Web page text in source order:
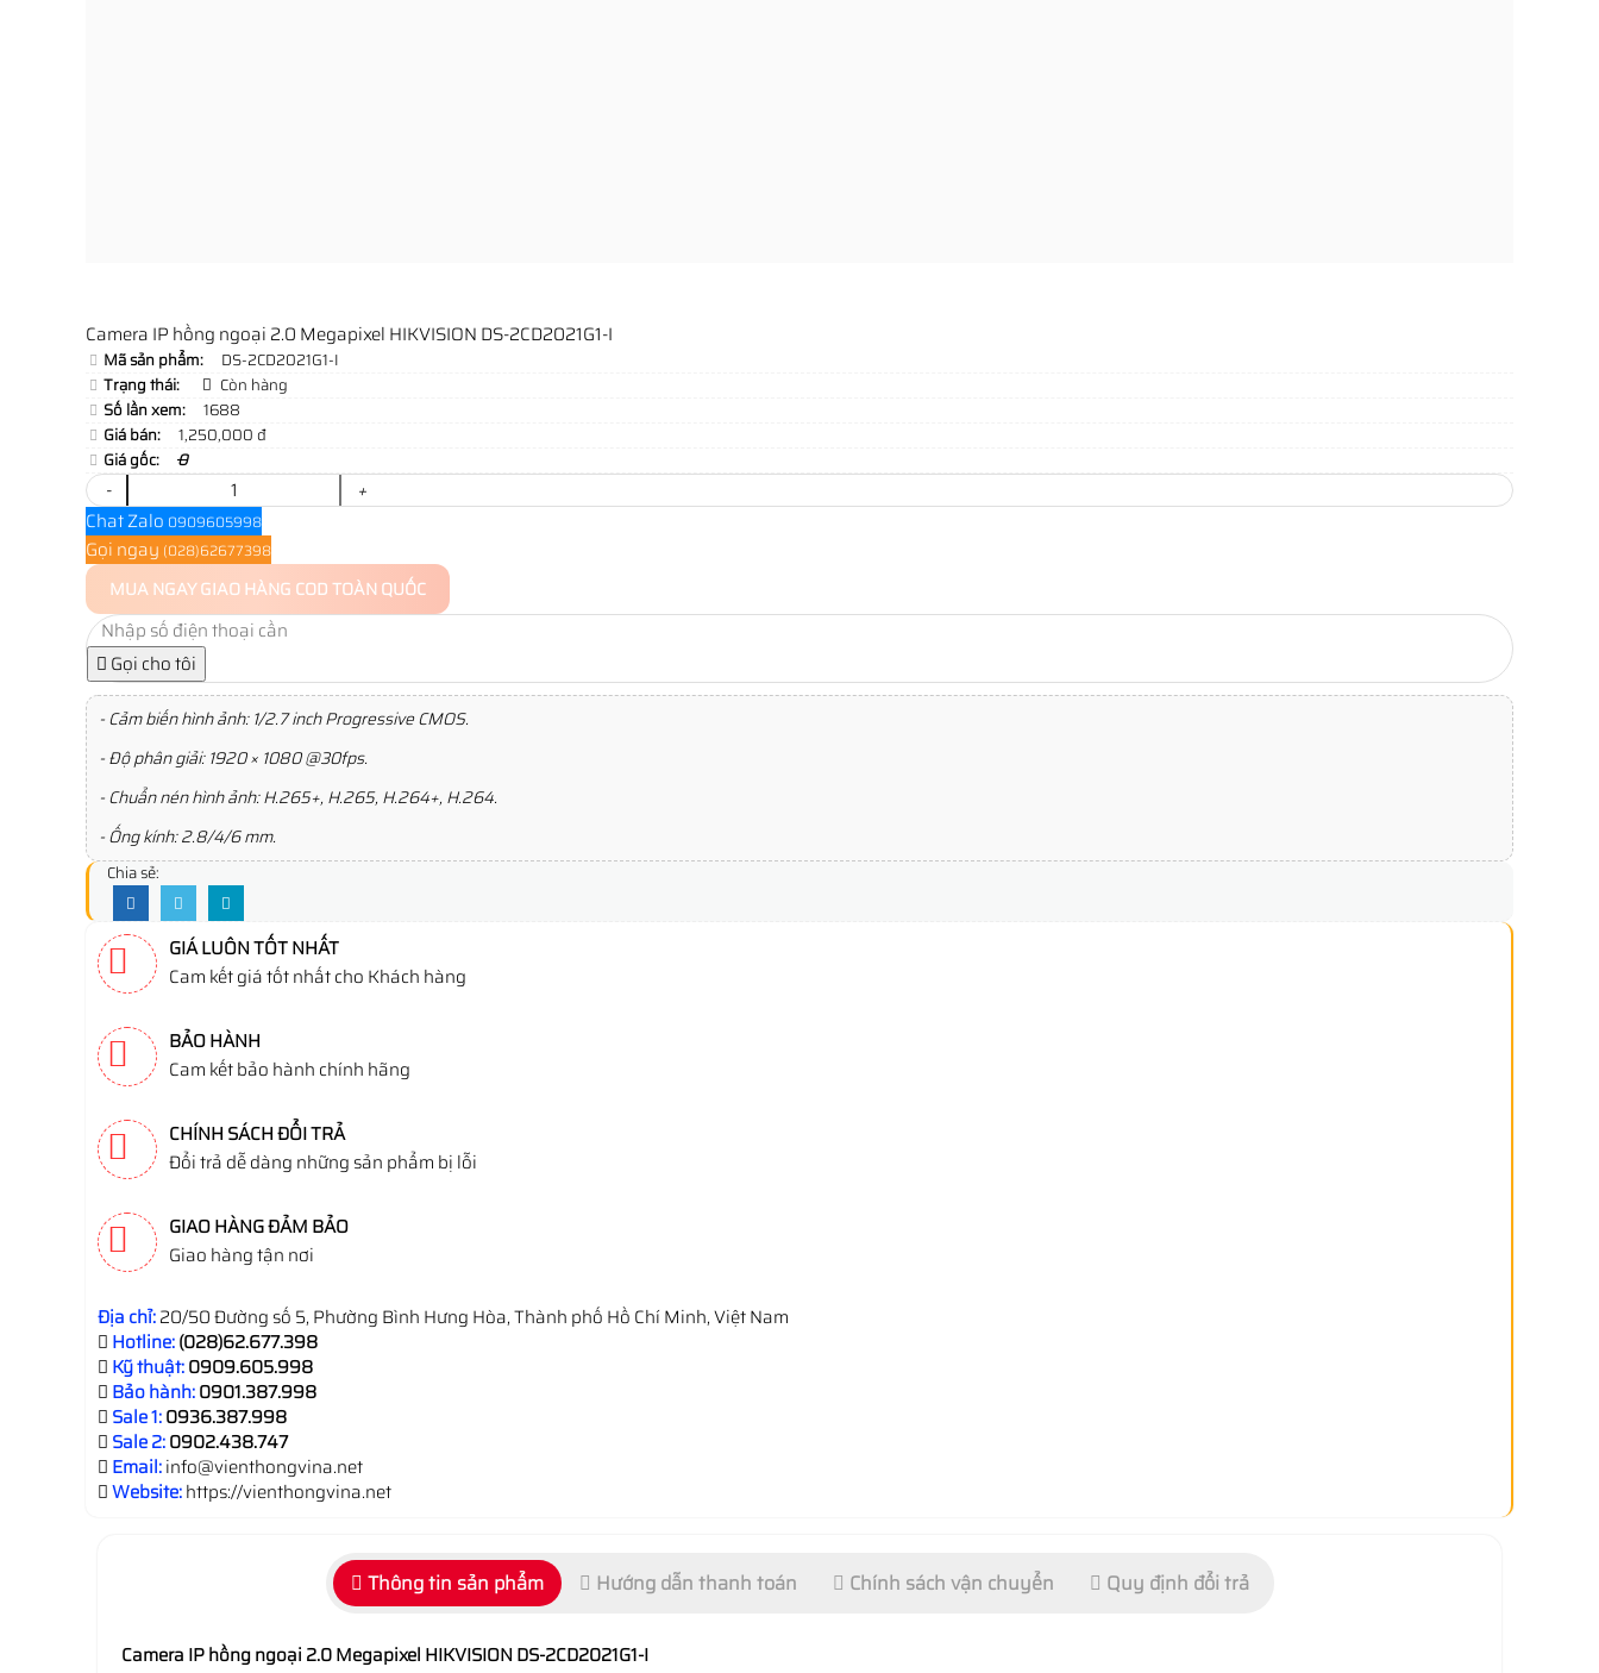
Camera IP hồng ngoại 2.0 Megapixel HIKVISION DS-2CD2021G1-I
Mã sản phẩm:
DS-2CD2021G1-I
Trạng thái:
Còn hàng
Số lần xem:
1688
Giá bán:
1,250,000 đ
Giá gốc:
0
-
+
Chat Zalo 0909605998
Gọi ngay (028)62677398
MUA NGAYGIAO HÀNG COD TOÀN QUỐC
Gọi cho tôi
- Cảm biến hình ảnh: 1/2.7 inch Progressive CMOS.
- Độ phân giải: 1920 × 1080 @30fps.
- Chuẩn nén hình ảnh: H.265+, H.265, H.264+, H.264.
- Ống kính: 2.8/4/6 mm.
Chia sẻ:
GIÁ LUÔN TỐT NHẤT
Cam kết giá tốt nhất cho Khách hàng
BẢO HÀNH
Cam kết bảo hành chính hãng
CHÍNH SÁCH ĐỔI TRẢ
Đổi trả dễ dàng những sản phẩm bị lỗi
GIAO HÀNG ĐẢM BẢO
Giao hàng tận nơi
Địa chỉ:20/50 Đường số 5, Phường Bình Hưng Hòa, Thành phố Hồ Chí Minh, Việt Nam
Hotline:(028)62.677.398
Kỹ thuật:0909.605.998
Bảo hành:0901.387.998
Sale 1:0936.387.998
Sale 2:0902.438.747
Email:info@vienthongvina.net
Website:https://vienthongvina.net
Thông tin sản phẩm Hướng dẫn thanh toán Chính sách vận chuyển Quy định đổi trả
Camera IP hồng ngoại 2.0 Megapixel HIKVISION DS-2CD2021G1-I